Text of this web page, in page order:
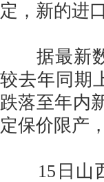
定，新的进
据最新数
较去年同期
跌落至年内
定保价限产
15日山西